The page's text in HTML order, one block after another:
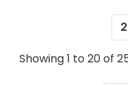
Showing 1 to 20 of